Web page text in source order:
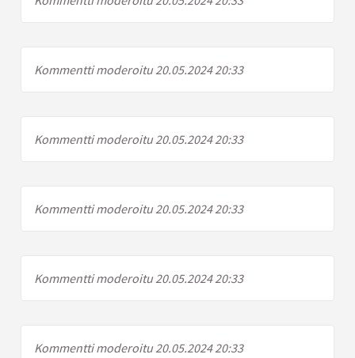
Kommentti moderoitu 20.05.2024 20:33
Kommentti moderoitu 20.05.2024 20:33
Kommentti moderoitu 20.05.2024 20:33
Kommentti moderoitu 20.05.2024 20:33
Kommentti moderoitu 20.05.2024 20:33